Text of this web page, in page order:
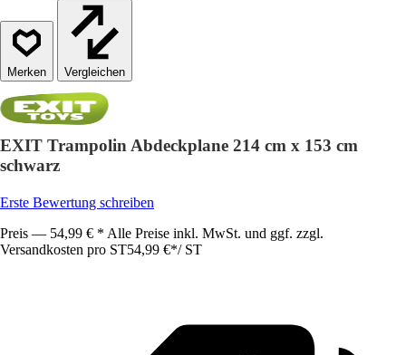
Vergleichen
EXIT Trampolin Abdeckplane 214 cm x 153 cm
schwarz
Erste Bewertung schreiben
Preis — 54,99 € * Alle Preise inkl. MwSt. und ggf. zzgl.
Versandkosten pro ST54,99 €*/ ST